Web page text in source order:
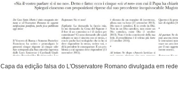
Capa da edição falsa do L'Osservatore Romano divulgada em rede